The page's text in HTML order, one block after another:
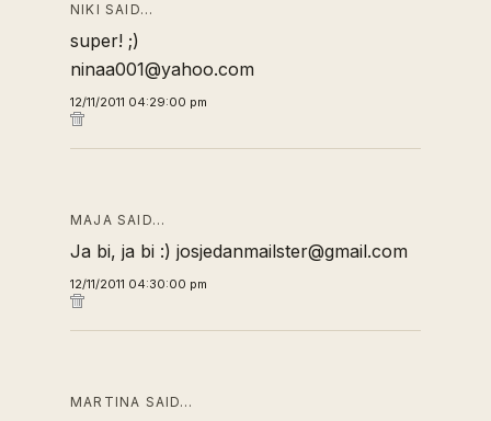
NIKI SAID…
super! ;)
ninaa001@yahoo.com
12/11/2011 04:29:00 pm
MAJA SAID…
Ja bi, ja bi :) josjedanmailster@gmail.com
12/11/2011 04:30:00 pm
MARTINA SAID…